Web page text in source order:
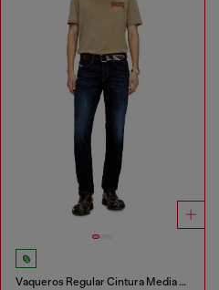
Vaqueros Regular Cintura Media 2023 D-Finitive